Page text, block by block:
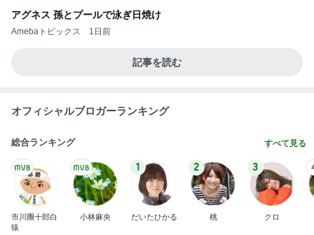
アグネス 孫とプールで泳ぎ日焼け
Amebaトピックス 1日前
記事を読む
オフィシャルブロガーランキング
総合ランキング すべて見る
市川團十郎白
猿
小林麻央
1
だいたひかる
2
桃
3
クロ